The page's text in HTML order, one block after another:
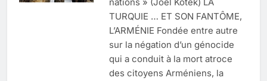
TURQUIE … ET SON FANTÔME,
L’ARMÉNIE Fondée entre autre
sur la négation d’un génocide
qui a conduit à la mort atroce
des citoyens Arméniens, la